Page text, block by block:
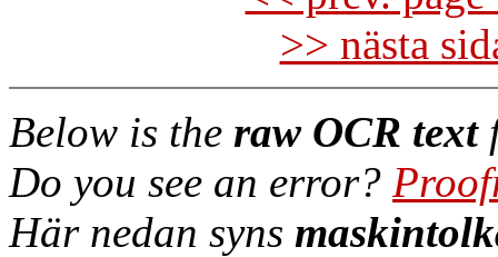
>> nästa
Below is the raw OCR text
Do you see an error?
Här nedan syns